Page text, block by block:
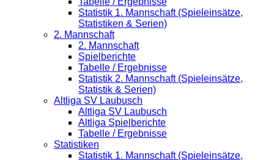
Statistik 1. Mannschaft (Spieleinsätze,
Statistiken & Serien)
2. Mannschaft
2. Mannschaft
Spielberichte
Tabelle / Ergebnisse
Statistik 2. Mannschaft (Spieleinsätze,
Statistik & Serien)
Altliga SV Laubusch
Altliga SV Laubusch
Altliga Spielberichte
Tabelle / Ergebnisse
Statistiken
Statistik 1. Mannschaft (Spieleinsätze,